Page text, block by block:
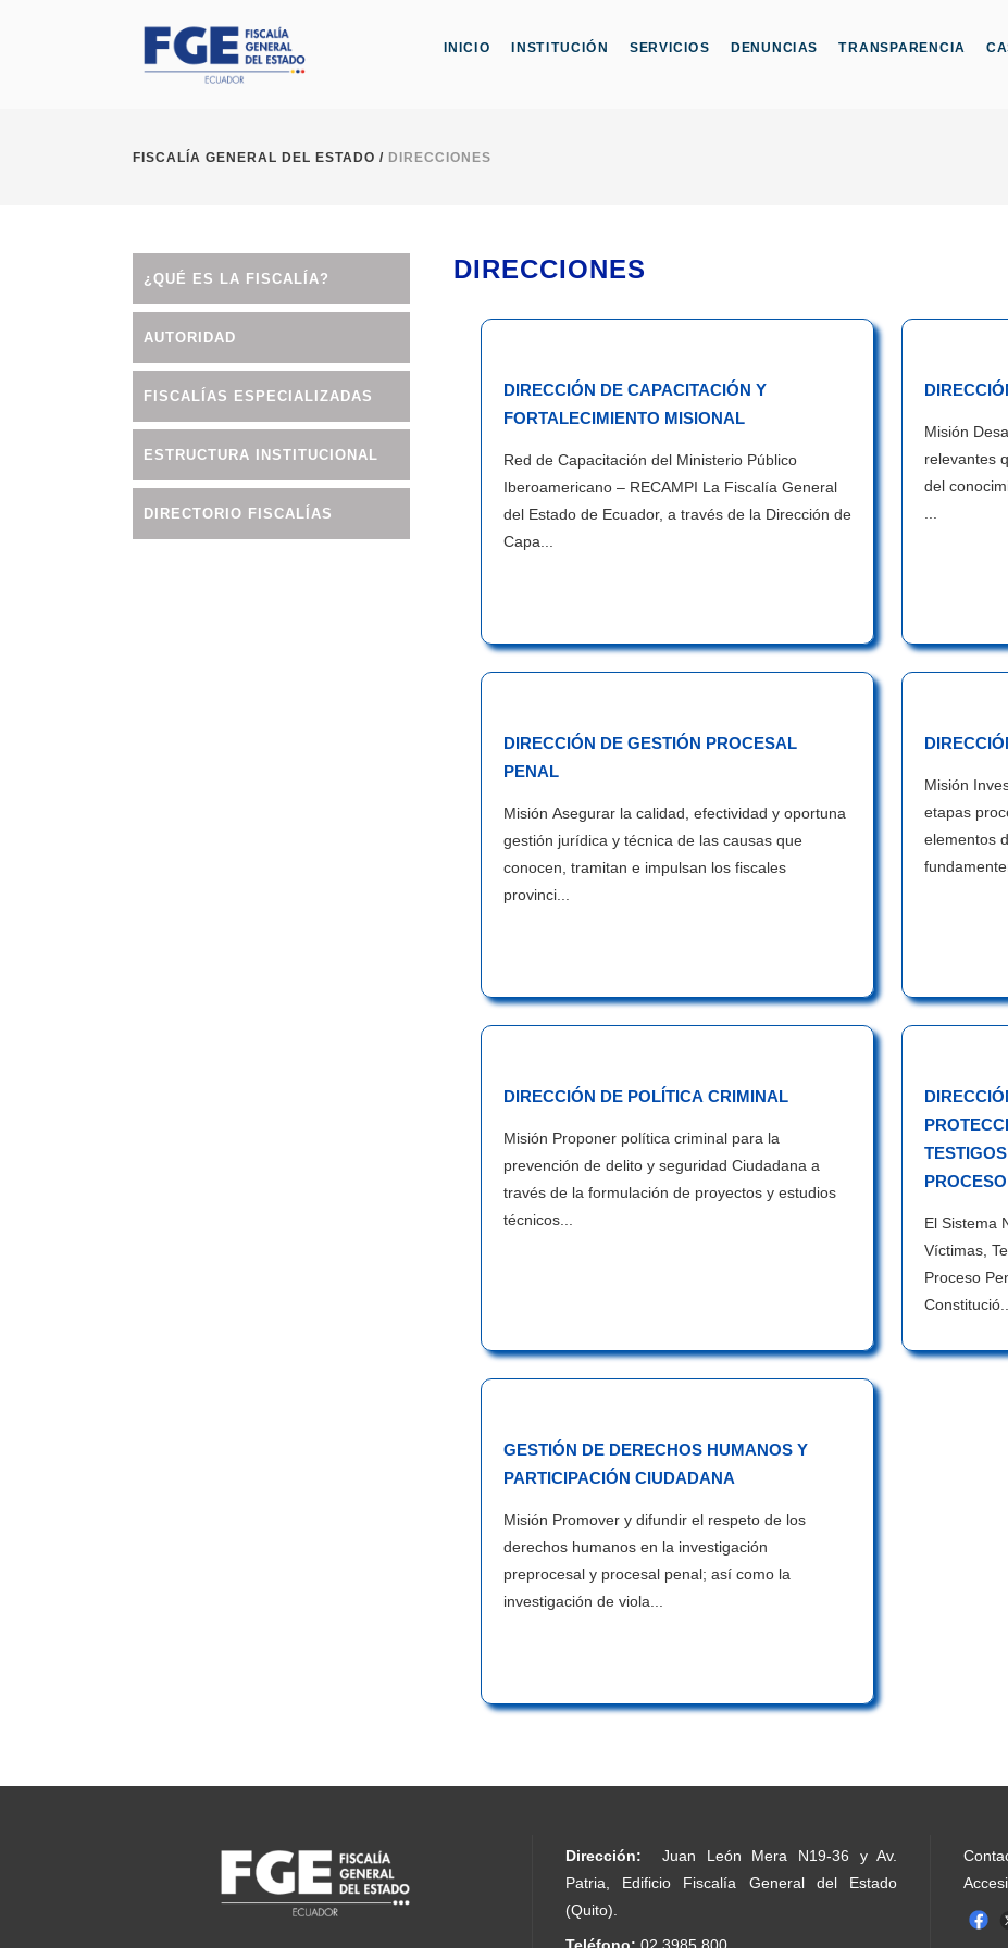
INICIO INSTITUCIÓN SERVICIOS DENUNCIAS TRANSPARENCIA
FISCALÍA GENERAL DEL ESTADO / DIRECCIONES
¿QUÉ ES LA FISCALÍA?
AUTORIDAD
FISCALÍAS ESPECIALIZADAS
ESTRUCTURA INSTITUCIONAL
DIRECTORIO FISCALÍAS
DIRECCIONES
DIRECCIÓN DE CAPACITACIÓN Y
FORTALECIMIENTO MISIONAL
Red de Capacitación del Ministerio Público
Iberoamericano – RECAMPI La Fiscalía General
del Estado de Ecuador, a través de la Dirección de
Capa...
Misión
relevantes
del
DIRECCIÓN DE GESTIÓN PROCESAL
PENAL
Misión Asegurar la calidad, efectividad y oportuna
gestión jurídica y técnica de las causas que
conocen, tramitan e impulsan los fiscales
provinci...
Misión
etapas
elementos
DIRECCIÓN DE POLÍTICA CRIMINAL
Misión Proponer política criminal para la
prevención de delito y seguridad Ciudadana a
través de la formulación de proyectos y estudios
técnicos...
El Sistema
Víctimas,
Proceso
Constitució...
GESTIÓN DE DERECHOS HUMANOS Y
PARTICIPACIÓN CIUDADANA
Misión Promover y difundir el respeto de los
derechos humanos en la investigación
preprocesal y procesal penal; así como la
investigación de viola...
Dirección: Juan León Mera N19-36 y Av.
Patria, Edificio Fiscalía General del Estado
(Quito).